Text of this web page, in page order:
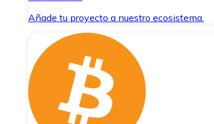
Añade tu proyecto a nuestro ecosistema.